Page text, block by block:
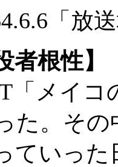
「放
者根性】
「メイ
た。そ
ていっ